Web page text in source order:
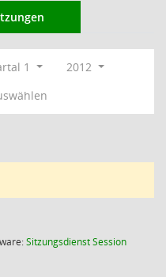
1
2012
SitzungsdienstSession(Wird in